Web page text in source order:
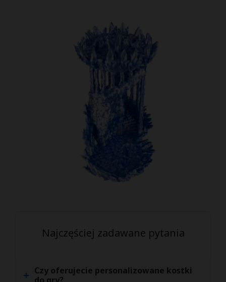
Najczęściej zadawane pytania
+ Czy oferujecie personalizowane kostki